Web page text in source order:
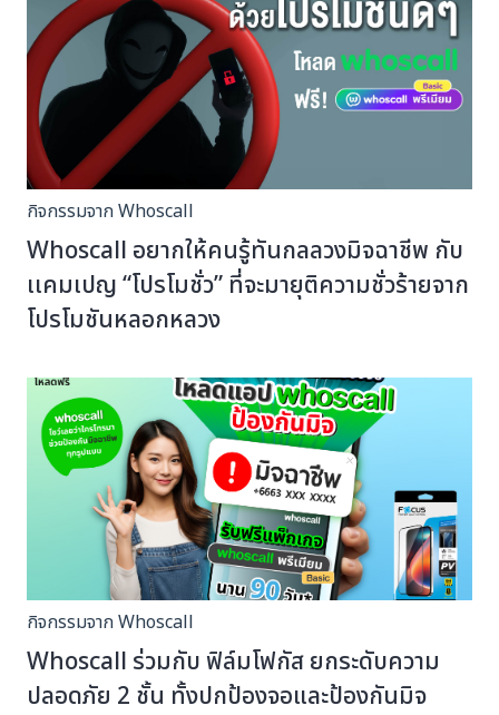
กิจกรรมจาก Whoscall
Whoscall อยากให้คนรู้ทันกลลวงมิจฉาชีพ กับ
เเคมเปญ “โปรโมชั่ว” ที่จะมายุติความชั่วร้ายจาก
โปรโมชันหลอกหลวง
กิจกรรมจาก Whoscall
Whoscall ร่วมกับ ฟิล์มโฟกัส ยกระดับความ
ปลอดภัย 2 ชั้น ทั้งปกป้องจอและป้องกันมิจ